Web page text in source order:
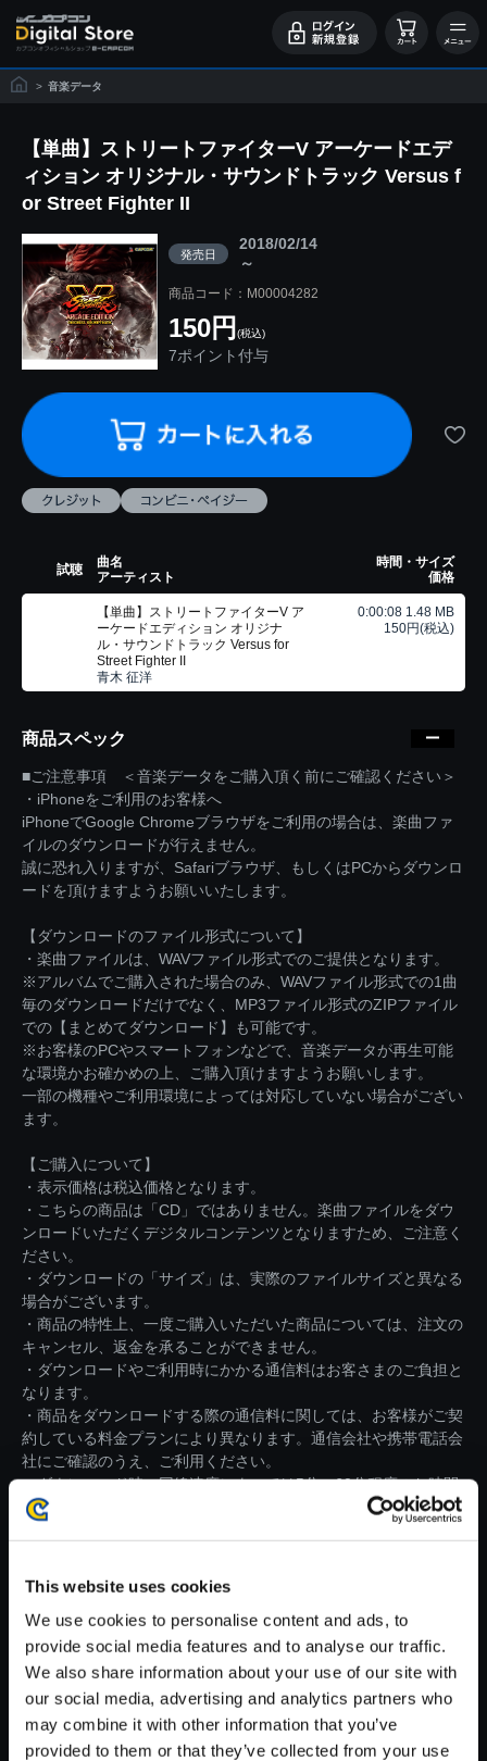
This website uses cookies
We use cookies to personalise content and ads, to
provide social media features and to analyse our traffic.
We also share information about your use of our site with
our social media, advertising and analytics partners who
may combine it with other information that you’ve
provided to them or that they’ve collected from your use
> 音楽データ
【単曲】ストリートファイターV アーケードエデ
ィション オリジナル・サウンドトラック Versus f
or Street Fighter II
発売日
2018/02/14
～
商品コード：M00004282
150円 (税込)
7ポイント付与
試聴
曲名
アーティスト
時間・サイズ
価格
【単曲】ストリートファイターV ア
ーケードエディション オリジナ
ル・サウンドトラック Versus for
Street Fighter II
青木 征洋
0:00:08 1.48 MB
150円(税込)
商品スペック
■ご注意事項 ＜音楽データをご購入頂く前にご確認ください＞
・iPhoneをご利用のお客様へ
iPhoneでGoogle Chromeブラウザをご利用の場合は、楽曲ファ
イルのダウンロードが行えません。
誠に恐れ入りますが、Safariブラウザ、もしくはPCからダウンロ
ードを頂けますようお願いいたします。
【ダウンロードのファイル形式について】
・楽曲ファイルは、WAVファイル形式でのご提供となります。
※アルバムでご購入された場合のみ、WAVファイル形式での1曲
毎のダウンロードだけでなく、MP3ファイル形式のZIPファイル
での【まとめてダウンロード】も可能です。
※お客様のPCやスマートフォンなどで、音楽データが再生可能
な環境かお確かめの上、ご購入頂けますようお願いします。
一部の機種やご利用環境によっては対応していない場合がござい
ます。
【ご購入について】
・表示価格は税込価格となります。
・こちらの商品は「CD」ではありません。楽曲ファイルをダウ
ンロードいただくデジタルコンテンツとなりますため、ご注意く
ださい。
・ダウンロードの「サイズ」は、実際のファイルサイズと異なる
場合がございます。
・商品の特性上、一度ご購入いただいた商品については、注文の
キャンセル、返金を承ることができません。
・ダウンロードやご利用時にかかる通信料はお客さまのご負担と
なります。
・商品をダウンロードする際の通信料に関しては、お客様がご契
約している料金プランにより異なります。通信会社や携帯電話会
社にご確認のうえ、ご利用ください。
・ダウンロード時、回線速度によっては5分～60分程度のお時間
がかかる場合がございます。
※ご購入いただいたファイルのダウンロードの際には、通信環境
【単曲】ストリートファイター
V アーケードエディション オリ